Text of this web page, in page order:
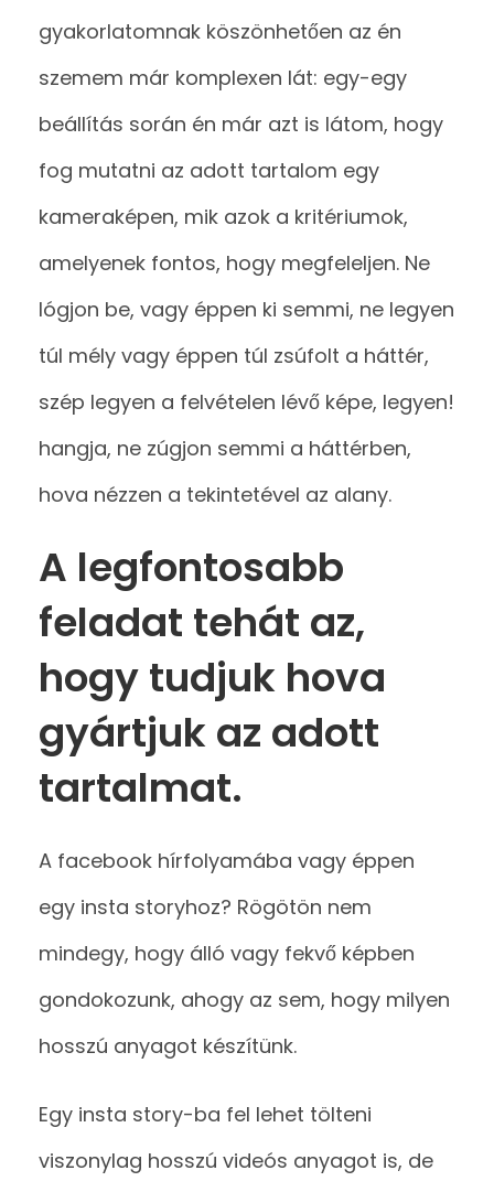
gyakorlatomnak köszönhetően az én
szemem már komplexen lát: egy-egy
beállítás során én már azt is látom, hogy
fog mutatni az adott tartalom egy
kameraképen, mik azok a kritériumok,
amelyenek fontos, hogy megfeleljen. Ne
lógjon be, vagy éppen ki semmi, ne legyen
túl mély vagy éppen túl zsúfolt a háttér,
szép legyen a felvételen lévő képe, legyen!
hangja, ne zúgjon semmi a háttérben,
hova nézzen a tekintetével az alany.
A legfontosabb
feladat tehát az,
hogy tudjuk hova
gyártjuk az adott
tartalmat.
A facebook hírfolyamába vagy éppen
egy insta storyhoz? Rögötön nem
mindegy, hogy álló vagy fekvő képben
gondokozunk, ahogy az sem, hogy milyen
hosszú anyagot készítünk.
Egy insta story-ba fel lehet tölteni
viszonylag hosszú videós anyagot is, de